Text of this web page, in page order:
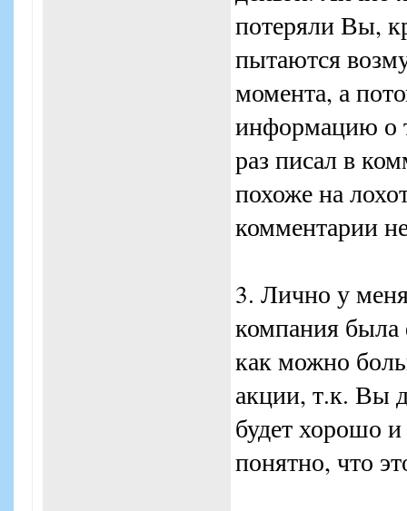
последние 2
"горбом".
Поверьте, мы
еще больше.
К сожалению, от
купонах были и
билеты,
По всем
всего пишите на
возможность
нужным
потеряли Вы,
пытаются
момента, а
информацию о
раз писал в
похоже на
комментарии
3. Лично у
компания была
как можно
акции, т.к. Вы
будет хорошо
понятно, что